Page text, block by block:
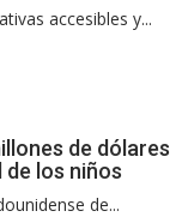
accesibles y...
de dólares
los niños
de...